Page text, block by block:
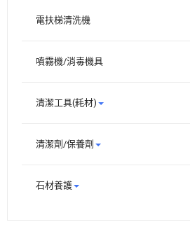
電扶梯清洗機
噴霧機/消毒機具
清潔工具(耗材)
清潔劑/保養劑
石材養護